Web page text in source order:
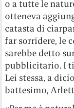
o a tutte le
otteneva
catasta di
far sorridere, le
sarebbe detto
pubblicitario. I
Lei stessa, a
battesimo,